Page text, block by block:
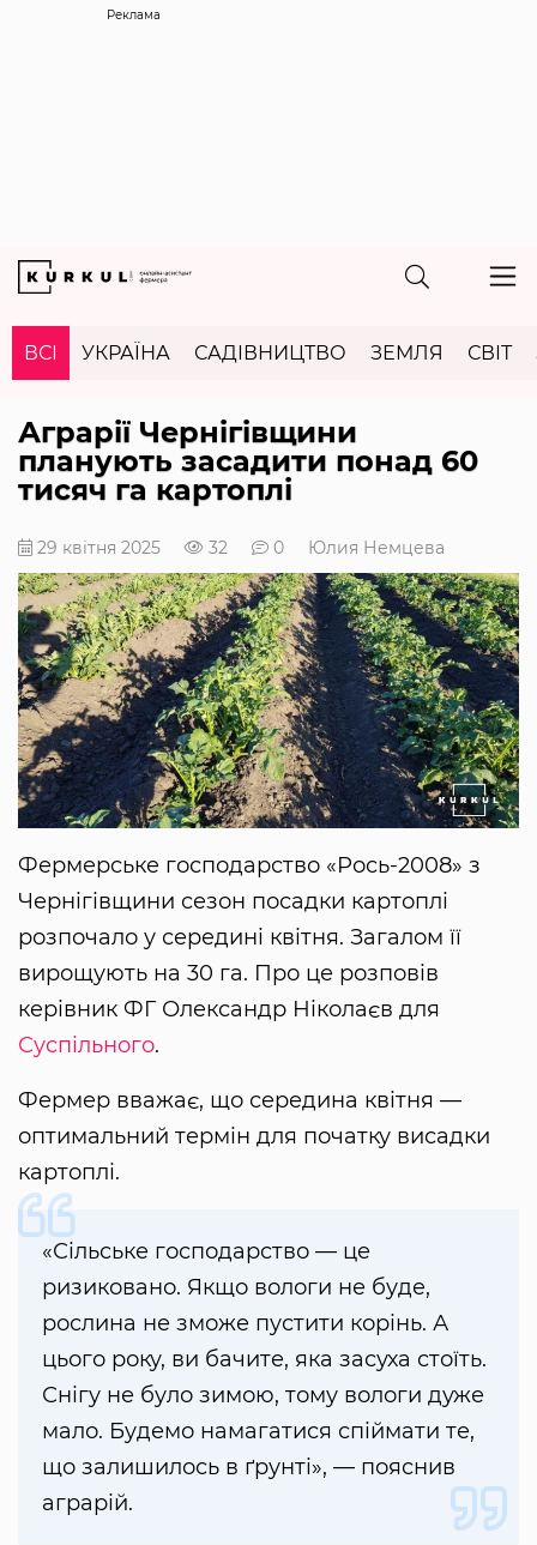
Реклама
ВСІ УКРАЇНА САДІВНИЦТВО ЗЕМЛЯ СВІТ
Аграрії Чернігівщини
планують засадити понад 60
тисяч га картоплі
29 квітня 2025 32 0 Юлия Немцева
Фермерське господарство «Рось-2008» з
Чернігівщини сезон посадки картоплі
розпочало у середині квітня. Загалом її
вирощують на 30 га. Про це розповів
керівник ФГ Олександр Ніколаєв для
Суспільного.
Фермер вважає, що середина квітня —
оптимальний термін для початку висадки
картоплі.
«Сільське господарство — це
ризиковано. Якщо вологи не буде,
рослина не зможе пустити корінь. А
цього року, ви бачите, яка засуха стоїть.
Снігу не було зимою, тому вологи дуже
мало. Будемо намагатися спіймати те,
що залишилось в ґрунті», — пояснив
аграрій.